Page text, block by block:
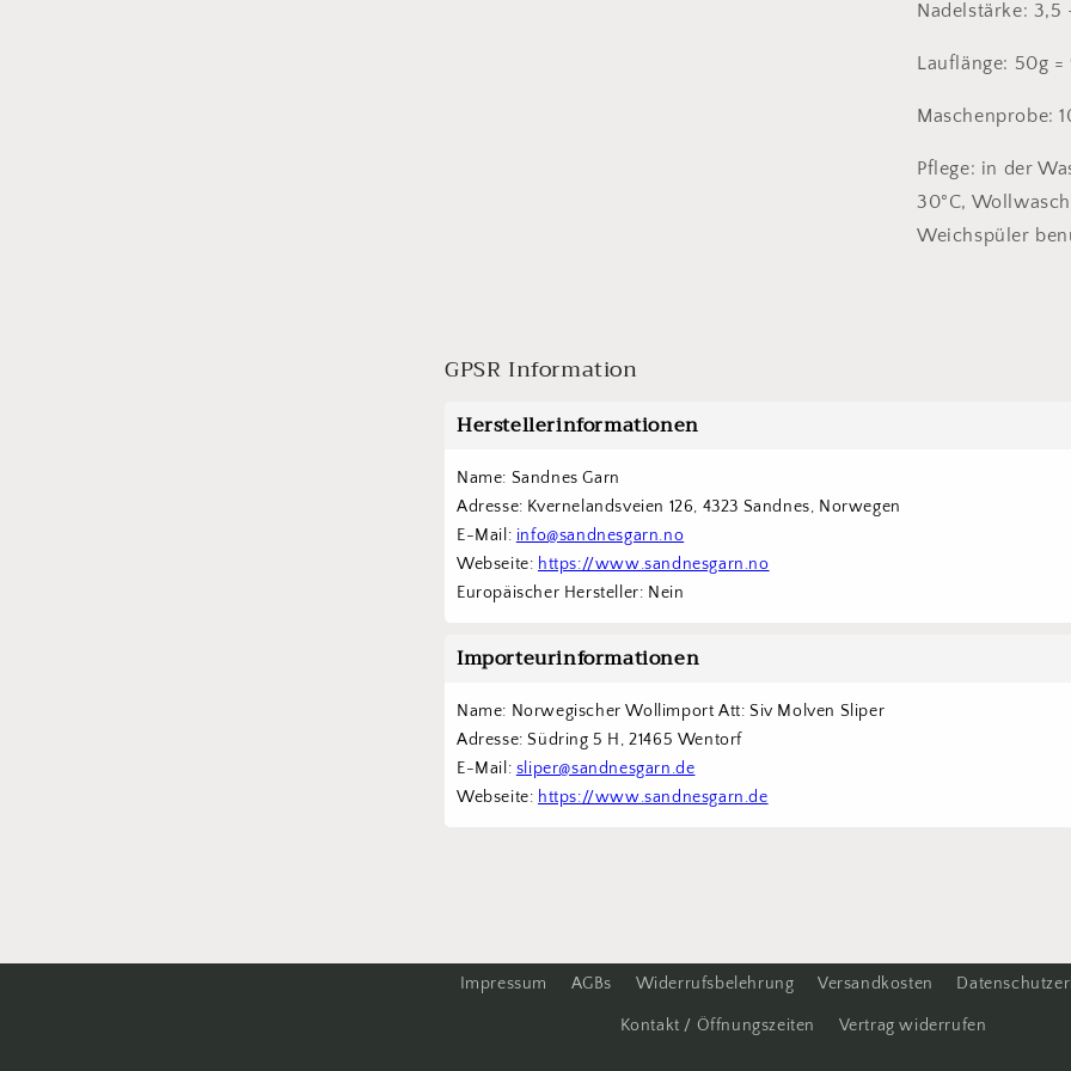
Nadelstärke: 3,5
Lauflänge: 50g =
Maschenprobe:
Pflege: in der
30°C,
Weichspüler
GPSR Information
Herstellerinformationen
Name: Sandnes Garn
Adresse: Kvernelandsveien 126, 4323 Sandnes, Norwegen
E-Mail: info@sandnesgarn.no
Webseite: https://www.sandnesgarn.no
Europäischer Hersteller: Nein
Importeurinformationen
Name: Norwegischer Wollimport Att: Siv Molven Sliper
Adresse: Südring 5 H, 21465 Wentorf
E-Mail: sliper@sandnesgarn.de
Webseite: https://www.sandnesgarn.de
Impressum AGBs Widerrufsbelehrung Versandkosten
Kontakt / Öffnungszeiten Vertrag widerrufen